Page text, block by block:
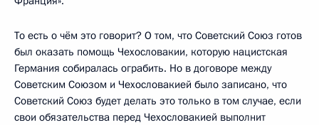
То есть о чём это говорит? О том, что Советский Союз готов
был оказать помощь Чехословакии, которую нацистская
Германия собиралась ограбить. Но в договоре между
Советским Союзом и Чехословакией было записано, что
Советский Союз будет делать это только в том случае, если
свои обязательства перед Чехословакией выполнит